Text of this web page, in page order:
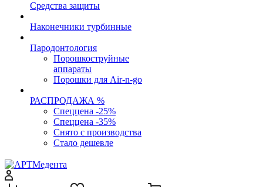
Средства защиты
Наконечники турбинные
Пародонтология
Порошкоструйные
аппараты
Порошки для Air-n-go
РАСПРОДАЖА %
Спеццена -25%
Спеццена -35%
Снято с производства
Стало дешевле